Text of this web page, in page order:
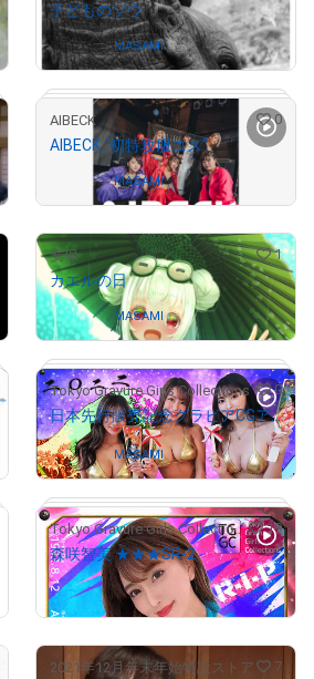
# 8813/10000
子どものゾウ
Owned byMASAMI
# 2743/10000
AIBECK 0
AIBECK “初特攻服コス”
Owned byMASAMI
安保 1
カエルの日
Owned by MASAMI
# 1457/2022
Tokyo Gravure Girls Collections 0
日本先行販売記念グラビアCGアート
Owned by MASAMI
Tokyo Gravure Girls Collections 19
森咲智美 ★★★SR-2
¥29,000 ($183.77
2021年12月年末年始特設ストア 7